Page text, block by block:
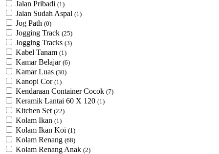
Jalan Pribadi (1)
Jalan Sudah Aspal (1)
Jog Path (0)
Jogging Track (25)
Jogging Tracks (3)
Kabel Tanam (1)
Kamar Belajar (6)
Kamar Luas (30)
Kanopi Cor (1)
Kendaraan Container Cocok (7)
Keramik Lantai 60 X 120 (1)
Kitchen Set (22)
Kolam Ikan (1)
Kolam Ikan Koi (1)
Kolam Renang (68)
Kolam Renang Anak (2)